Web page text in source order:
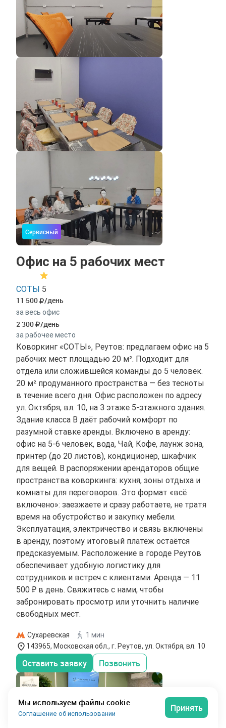
Сервисный
Офис на 5 рабочих мест
СОТЫ 5
11 500 /день
за весь офис
2 300 /день
за рабочее место
Коворкинг «СОТЫ», Реутов: предлагаем офис на 5
рабочих мест площадью 20 м². Подходит для
отдела или сложившейся команды до 5 человек.
20 м² продуманного пространства — без тесноты
в течение всего дня. Офис расположен по адресу
ул. Октября, вл. 10, на 3 этаже 5-этажного здания.
Здание класса B даёт рабочий комфорт по
разумной ставке аренды. Включено в аренду:
офис на 5-6 человек, вода, Чай, Кофе, лаунж зона,
принтер (до 20 листов), кондиционер, шкафчик
для вещей. В распоряжении арендаторов общие
пространства коворкинга: кухня, зоны отдыха и
комнаты для переговоров. Это формат «всё
включено»: заезжаете и сразу работаете, не тратя
время на обустройство и закупку мебели.
Эксплуатация, электричество и связь включены
в аренду, поэтому итоговый платёж остаётся
предсказуемым. Расположение в городе Реутов
обеспечивает удобную логистику для
сотрудников и встреч с клиентами. Аренда — 11
500 ₽ в день. Свяжитесь с нами, чтобы
забронировать просмотр или уточнить наличие
свободных мест.
Сухаревская
1 мин
143965, Московская обл., г. Реутов, ул. Октября, вл. 10
Оставить заявку Позвонить
Мы используем файлы cookie
Соглашение об использовании
Принять